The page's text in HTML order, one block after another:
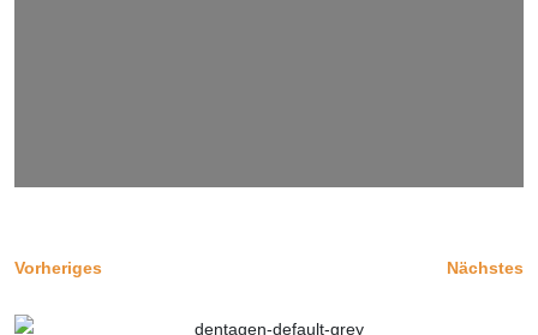
Vorheriges Nächstes